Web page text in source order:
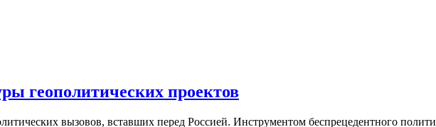
геополитических проектов
вызовов, вставших перед Россией. Инструментом беспрецедентного